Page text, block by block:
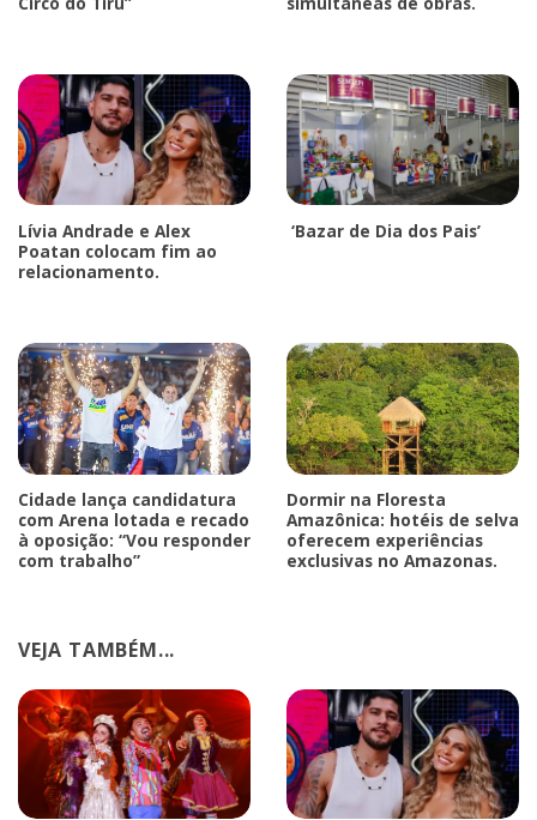
Lívia Andrade e Alex
Poatan colocam fim ao
relacionamento.
‘Bazar de Dia dos Pais’
Cidade lança candidatura
com Arena lotada e recado
à oposição: “Vou responder
com trabalho”
Dormir na Floresta
Amazônica: hotéis de selva
oferecem experiências
exclusivas no Amazonas.
VEJA TAMBÉM...